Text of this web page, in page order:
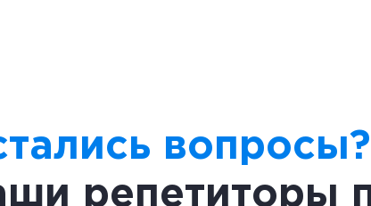
увеличительное стекло. Оно
штативные и ручные. Ручные,
2-20 раз. При работе ее нужно взять за
проявляется наиболее четко.
раз. В ее оправу вставлены два
столик с отверстием и зеркалом.
вопросы?
репетиторы